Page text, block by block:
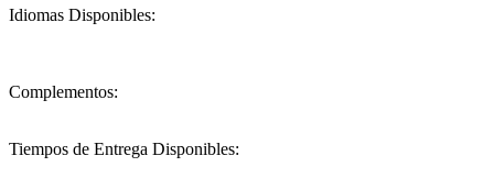
Idiomas Disponibles:
Complementos:
Tiempos de Entrega Disponibles: